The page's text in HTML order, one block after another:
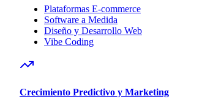
Plataformas E-commerce
Software a Medida
Diseño y Desarrollo Web
Vibe Coding
Crecimiento Predictivo y Marketing